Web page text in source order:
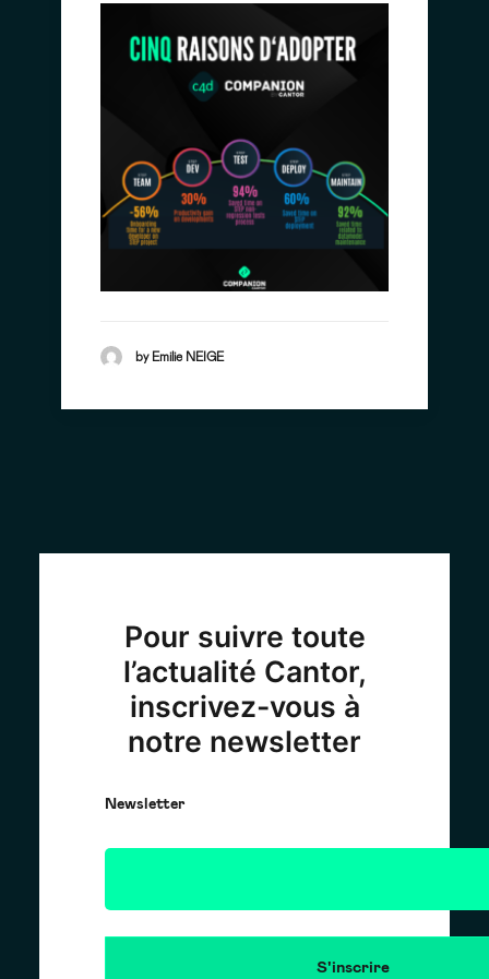
by Emilie NEIGE
Pour suivre toute
l’actualité Cantor,
inscrivez-vous à
notre newsletter
Newsletter